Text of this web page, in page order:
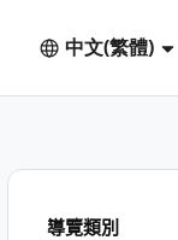
中文(繁體)
導覽類別